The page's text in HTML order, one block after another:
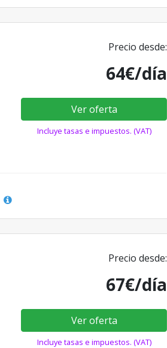
Precio desde:
64€/día
Ver oferta
Incluye tasas e impuestos. (VAT)
Precio desde:
67€/día
Ver oferta
Incluye tasas e impuestos. (VAT)